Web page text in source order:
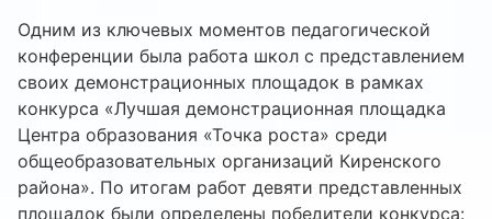
Одним из ключевых моментов педагогической
конференции была работа школ с представлением
своих демонстрационных площадок в рамках
конкурса «Лучшая демонстрационная площадка
Центра образования «Точка роста» среди
общеобразовательных организаций Киренского
района». По итогам работ девяти представленных
площадок были определены победители конкурса: